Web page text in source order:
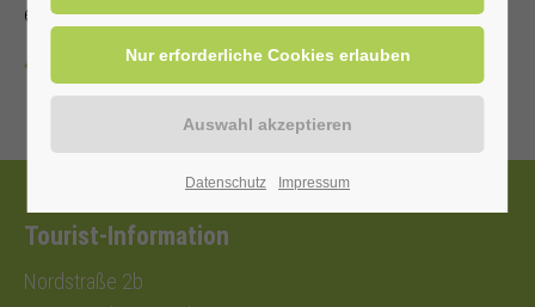
einfinden. Mit Kur-/Einwohnerkarte 12,00 €, ohne 15,00 €
Tourist-Information
Nordstraße 2b
Datenschutz Impressum